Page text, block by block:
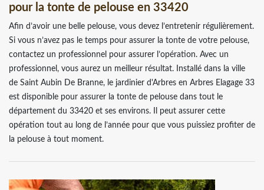
pour la tonte de pelouse en 33420
Afin d’avoir une belle pelouse, vous devez l’entretenir régulièrement.
Si vous n’avez pas le temps pour assurer la tonte de votre pelouse,
contactez un professionnel pour assurer l’opération. Avec un
professionnel, vous aurez un meilleur résultat. Installé dans la ville
de Saint Aubin De Branne, le jardinier d'Arbres en Arbres Elagage 33
est disponible pour assurer la tonte de pelouse dans tout le
département du 33420 et ses environs. Il peut assurer cette
opération tout au long de l’année pour que vous puissiez profiter de
la pelouse à tout moment.